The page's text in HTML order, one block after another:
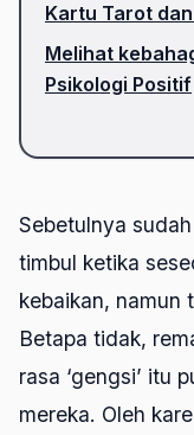
Kartu Tarot
Melihat
Psikologi Positif
Sebetulnya
timbul ketika
kebaikan, namun
Betapa tidak,
rasa ‘gengsi’ itu
mereka. Oleh